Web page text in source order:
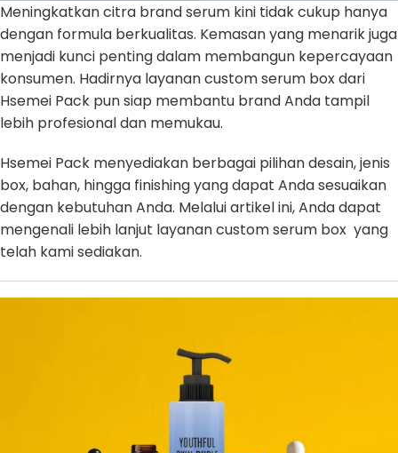
Meningkatkan citra brand serum kini tidak cukup hanya
dengan formula berkualitas. Kemasan yang menarik juga
menjadi kunci penting dalam membangun kepercayaan
konsumen. Hadirnya layanan custom serum box dari
Hsemei Pack pun siap membantu brand Anda tampil
lebih profesional dan memukau.
Hsemei Pack menyediakan berbagai pilihan desain, jenis
box, bahan, hingga finishing yang dapat Anda sesuaikan
dengan kebutuhan Anda. Melalui artikel ini, Anda dapat
mengenali lebih lanjut layanan custom serum box yang
telah kami sediakan.